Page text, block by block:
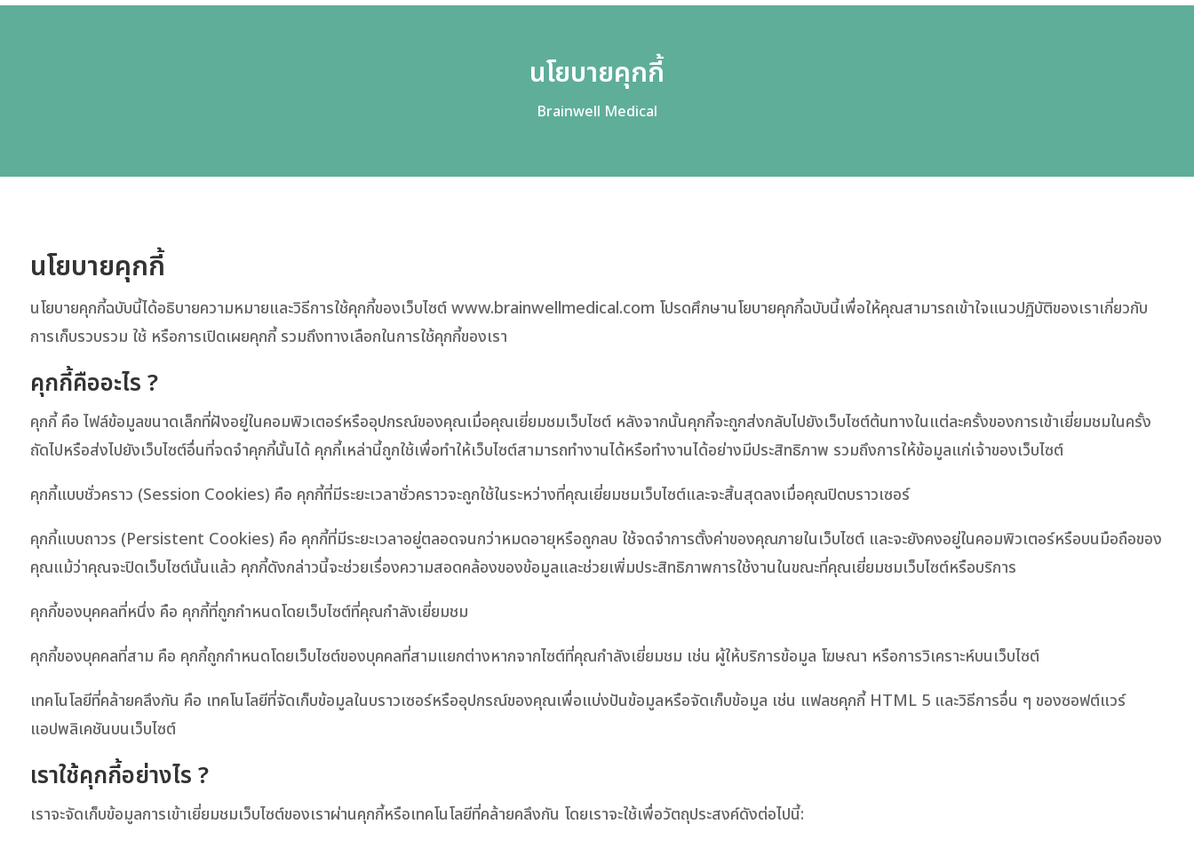
นโยบายคุกกี้
Brainwell Medical
นโยบายคุกกี้
นโยบายคุกกี้ฉบับนี้ได้อธิบายความหมายและวิธีการใช้คุกกี้ของเว็บไซต์ www.brainwellmedical.com โปรดศึกษานโยบายคุกกี้ฉบับนี้เพื่อให้คุณสามารถเข้าใจแนวปฏิบัติของเราเกี่ยวกับ
การเก็บรวบรวม ใช้ หรือการเปิดเผยคุกกี้ รวมถึงทางเลือกในการใช้คุกกี้ของเรา
คุกกี้คืออะไร ?
คุกกี้ คือ ไฟล์ข้อมูลขนาดเล็กที่ฝังอยู่ในคอมพิวเตอร์หรืออุปกรณ์ของคุณเมื่อคุณเยี่ยมชมเว็บไซต์ หลังจากนั้นคุกกี้จะถูกส่งกลับไปยังเว็บไซต์ต้นทางในแต่ละครั้งของการเข้าเยี่ยมชมในครั้ง
ถัดไปหรือส่งไปยังเว็บไซต์อื่นที่จดจำคุกกี้นั้นได้ คุกกี้เหล่านี้ถูกใช้เพื่อทำให้เว็บไซต์สามารถทำงานได้หรือทำงานได้อย่างมีประสิทธิภาพ รวมถึงการให้ข้อมูลแก่เจ้าของเว็บไซต์
คุกกี้แบบชั่วคราว (Session Cookies) คือ คุกกี้ที่มีระยะเวลาชั่วคราวจะถูกใช้ในระหว่างที่คุณเยี่ยมชมเว็บไซต์และจะสิ้นสุดลงเมื่อคุณปิดบราวเซอร์
คุกกี้แบบถาวร (Persistent Cookies) คือ คุกกี้ที่มีระยะเวลาอยู่ตลอดจนกว่าหมดอายุหรือถูกลบ ใช้จดจำการตั้งค่าของคุณภายในเว็บไซต์ และจะยังคงอยู่ในคอมพิวเตอร์หรือบนมือถือของ
คุณแม้ว่าคุณจะปิดเว็บไซต์นั้นแล้ว คุกกี้ดังกล่าวนี้จะช่วยเรื่องความสอดคล้องของข้อมูลและช่วยเพิ่มประสิทธิภาพการใช้งานในขณะที่คุณเยี่ยมชมเว็บไซต์หรือบริการ
คุกกี้ของบุคคลที่หนึ่ง คือ คุกกี้ที่ถูกกำหนดโดยเว็บไซต์ที่คุณกำลังเยี่ยมชม
คุกกี้ของบุคคลที่สาม คือ คุกกี้ถูกกำหนดโดยเว็บไซต์ของบุคคลที่สามแยกต่างหากจากไซต์ที่คุณกำลังเยี่ยมชม เช่น ผู้ให้บริการข้อมูล โฆษณา หรือการวิเคราะห์บนเว็บไซต์
เทคโนโลยีที่คล้ายคลึงกัน คือ เทคโนโลยีที่จัดเก็บข้อมูลในบราวเซอร์หรืออุปกรณ์ของคุณเพื่อแบ่งปันข้อมูลหรือจัดเก็บข้อมูล เช่น แฟลชคุกกี้ HTML 5 และวิธีการอื่น ๆ ของซอฟต์แวร์
แอปพลิเคชันบนเว็บไซต์
เราใช้คุกกี้อย่างไร ?
เราจะจัดเก็บข้อมูลการเข้าเยี่ยมชมเว็บไซต์ของเราผ่านคุกกี้หรือเทคโนโลยีที่คล้ายคลึงกัน โดยเราจะใช้เพื่อวัตถุประสงค์ดังต่อไปนี้: